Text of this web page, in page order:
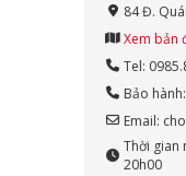
84 Đ.
Xem bản
Tel:
Bảo
Email:
Thời gian
20h00